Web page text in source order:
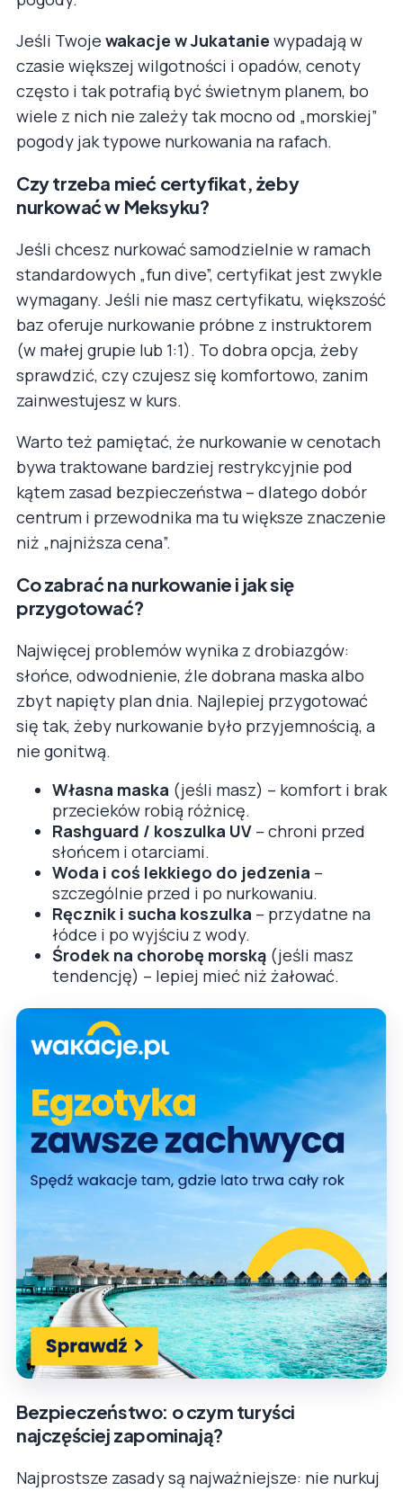
Jeśli Twoje wakacje w Jukatanie wypadają w
czasie większej wilgotności i opadów, cenoty
często i tak potrafią być świetnym planem, bo
wiele z nich nie zależy tak mocno od „morskiej”
pogody jak typowe nurkowania na rafach.
Czy trzeba mieć certyfikat, żeby
nurkować w Meksyku?
Jeśli chcesz nurkować samodzielnie w ramach
standardowych „fun dive”, certyfikat jest zwykle
wymagany. Jeśli nie masz certyfikatu, większość
baz oferuje nurkowanie próbne z instruktorem
(w małej grupie lub 1:1). To dobra opcja, żeby
sprawdzić, czy czujesz się komfortowo, zanim
zainwestujesz w kurs.
Warto też pamiętać, że nurkowanie w cenotach
bywa traktowane bardziej restrykcyjnie pod
kątem zasad bezpieczeństwa – dlatego dobór
centrum i przewodnika ma tu większe znaczenie
niż „najniższa cena”.
Co zabrać na nurkowanie i jak się
przygotować?
Najwięcej problemów wynika z drobiazgów:
słońce, odwodnienie, źle dobrana maska albo
zbyt napięty plan dnia. Najlepiej przygotować
się tak, żeby nurkowanie było przyjemnością, a
nie gonitwą.
Własna maska (jeśli masz) – komfort i brak
przecieków robią różnicę.
Rashguard / koszulka UV – chroni przed
słońcem i otarciami.
Woda i coś lekkiego do jedzenia –
szczególnie przed i po nurkowaniu.
Ręcznik i sucha koszulka – przydatne na
łódce i po wyjściu z wody.
Środek na chorobę morską (jeśli masz
tendencję) – lepiej mieć niż żałować.
Bezpieczeństwo: o czym turyści
najczęściej zapominają?
Najprostsze zasady są najważniejsze: nie nurkuj